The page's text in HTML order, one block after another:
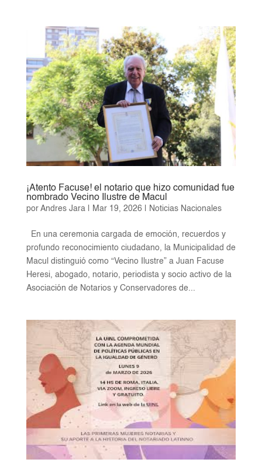
¡Atento Facuse! el notario que hizo comunidad fue
nombrado Vecino Ilustre de Macul
por Andres Jara| Mar 19, 2026| Noticias Nacionales
En una ceremonia cargada de emoción, recuerdos y
profundo reconocimiento ciudadano, la Municipalidad de
Macul distinguió como “Vecino Ilustre” a Juan Facuse
Heresi, abogado, notario, periodista y socio activo de la
Asociación de Notarios y Conservadores de...